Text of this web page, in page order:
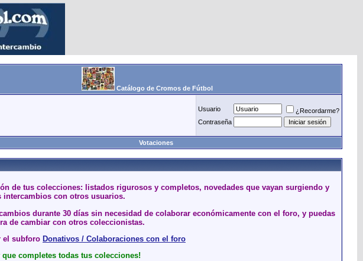
Catálogo de Cromos de Fútbol
Usuario
¿Recordarme?
Contraseña
Votaciones
de tus colecciones: listados rigurosos y completos, novedades que vayan surgiendo y
intercambios con otros usuarios.
durante 30 días sin necesidad de colaborar económicamente con el foro, y puedas
de cambiar con otros coleccionistas.
el subforo Donativos / Colaboraciones con el foro
completes todas tus colecciones!